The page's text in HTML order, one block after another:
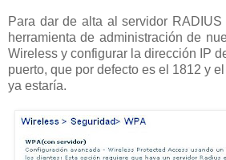
Para dar de alta al servidor
herramienta de administración de
Wireless y configurar la dirección IP
puerto, que por defecto es el 1812 y
ya estaría.